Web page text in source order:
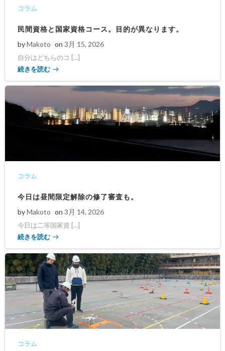
コラム
民間資格と国家資格コース。目的が異なります。
byMakoto on 3月 15, 2026
自分はどちらのコ […]
続きを読む
コラム
今日は昼間限定解除の修了審査も。
byMakoto on 3月 14, 2026
今日は二等国家資 […]
続きを読む
コラム